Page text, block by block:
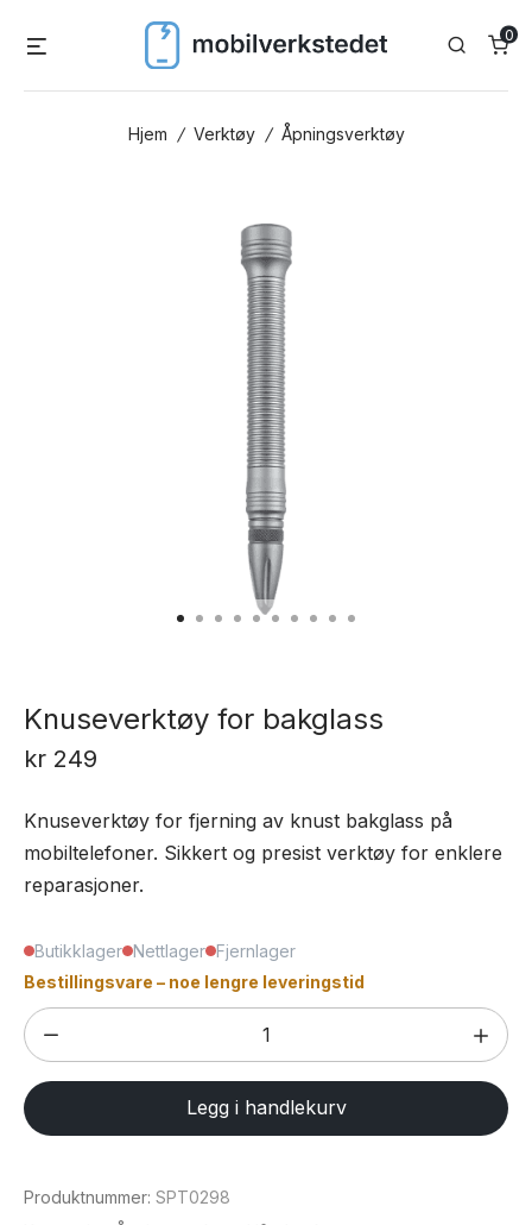
Search
0
Hjem / Verktøy / Åpningsverktøy
Knuseverktøy for bakglass
kr 249
Knuseverktøy for fjerning av knust bakglass på
mobiltelefoner. Sikkert og presist verktøy for enklere
reparasjoner.
Butikklager Nettlager Fjernlager
Bestillingsvare – noe lengre leveringstid
Knuseverktøy
for
bakglass
antall
Legg i handlekurv
Produktnummer: SPT0298